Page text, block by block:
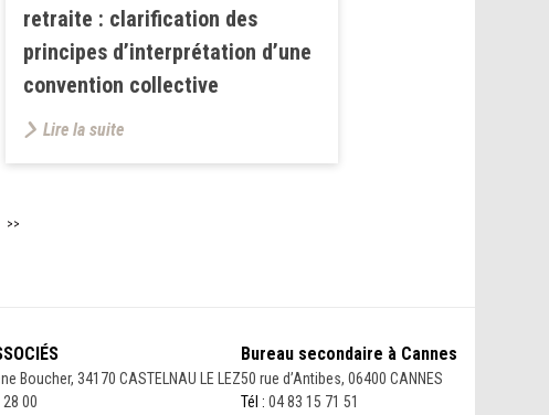
retraite : clarification des
principes d’interprétation d’une
convention collective
Lire la suite
>>
Boucher, 34170 CASTELNAU LE LEZ
00
Bureau secondaire à Cannes
50 rue d’Antibes, 06400 CANNES
Tél : 04 83 15 71 51